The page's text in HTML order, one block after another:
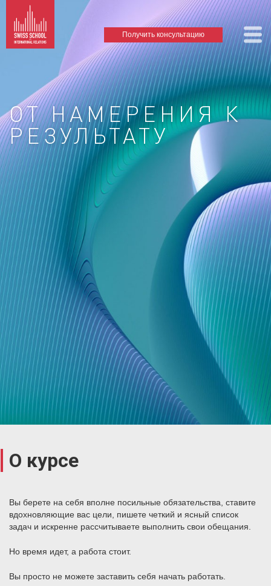
Получить консультацию
ОТ НАМЕРЕНИЯ К
РЕЗУЛЬТАТУ
О курсе
Вы берете на себя вполне посильные обязательства, ставите
вдохновляющие вас цели, пишете четкий и ясный список
задач и искренне рассчитываете выполнить свои обещания.
Но время идет, а работа стоит.
Вы просто не можете заставить себя начать работать.